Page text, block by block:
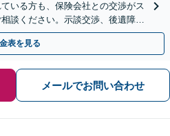
いる方も、保険会社との交渉がス
談ください。示談交渉、後遺障害
【休日・夜間相談可】
表を見る
メールでお問い合わせ